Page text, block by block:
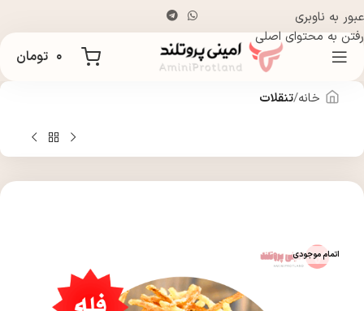
عبور به ناوبری
رفتن به محتوای اصلی
۰ تومان
خانه تنقلات
اتمام موجودی